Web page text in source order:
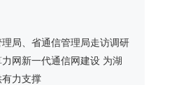
局、省通信管理局走访调研
网新一代通信网建设 为湖
力支撑